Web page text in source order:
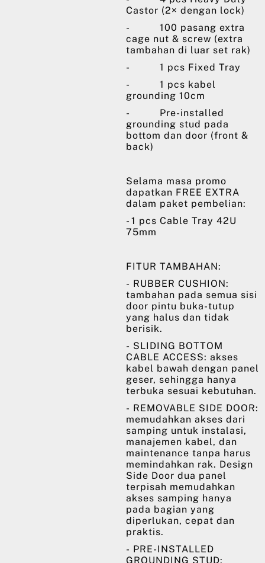
Castor (2× dengan lock)
- 100 pasang extra
cage nut & screw (extra
tambahan di luar set rak)
- 1 pcs Fixed Tray
- 1 pcs kabel
grounding 10cm
- Pre-installed
grounding stud pada
bottom dan door (front &
back)
Selama masa promo
dapatkan FREE EXTRA
dalam paket pembelian:
- 1 pcs Cable Tray 42U
75mm
FITUR TAMBAHAN:
- RUBBER CUSHION:
tambahan pada semua sisi
door pintu buka-tutup
yang halus dan tidak
berisik.
- SLIDING BOTTOM
CABLE ACCESS: akses
kabel bawah dengan panel
geser, sehingga hanya
terbuka sesuai kebutuhan.
- REMOVABLE SIDE DOOR:
memudahkan akses dari
samping untuk instalasi,
manajemen kabel, dan
maintenance tanpa harus
memindahkan rak. Design
Side Door dua panel
terpisah memudahkan
akses samping hanya
pada bagian yang
diperlukan, cepat dan
praktis.
- PRE-INSTALLED
GROUNDING STUD: